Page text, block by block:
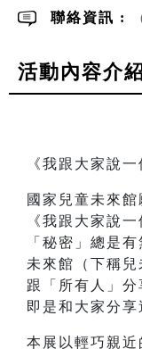
聯絡資訊 :
活動內容介
《我跟大家說
國家兒童未來
《我跟大家說
「秘密」總是
未來館（下稱
跟「所有人」
即是和大家分享
本展以輕巧親近